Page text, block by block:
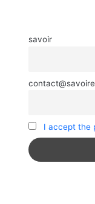
savoir
I accept the